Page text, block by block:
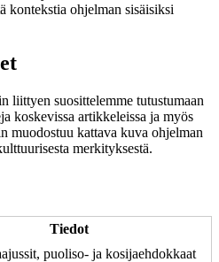
kontekstia ohjelman sisäisiksi
liittyen suosittelemme tutustumaan
koskevissa artikkeleissa ja myös
muodostuu kattava kuva ohjelman
merkityksestä.
Tiedot
puoliso- ja kosijaehdokkaat